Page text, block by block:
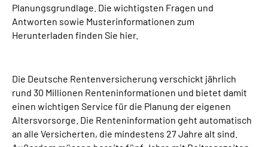
Online-Services
Language
Inhalte in Gebärdensprache (DGS)
Leichte Sprache
Planungsgrundlage. Die wichtigsten Fragen und
Antworten sowie Musterinformationen zum
Herunterladen finden Sie hier.
Die Deutsche Rentenversicherung verschickt jährlich
rund 30 Millionen Renteninformationen und bietet damit
einen wichtigen Service für die Planung der eigenen
Altersvorsorge. Die Renteninformation geht automatisch
an alle Versicherten, die mindestens 27 Jahre alt sind.